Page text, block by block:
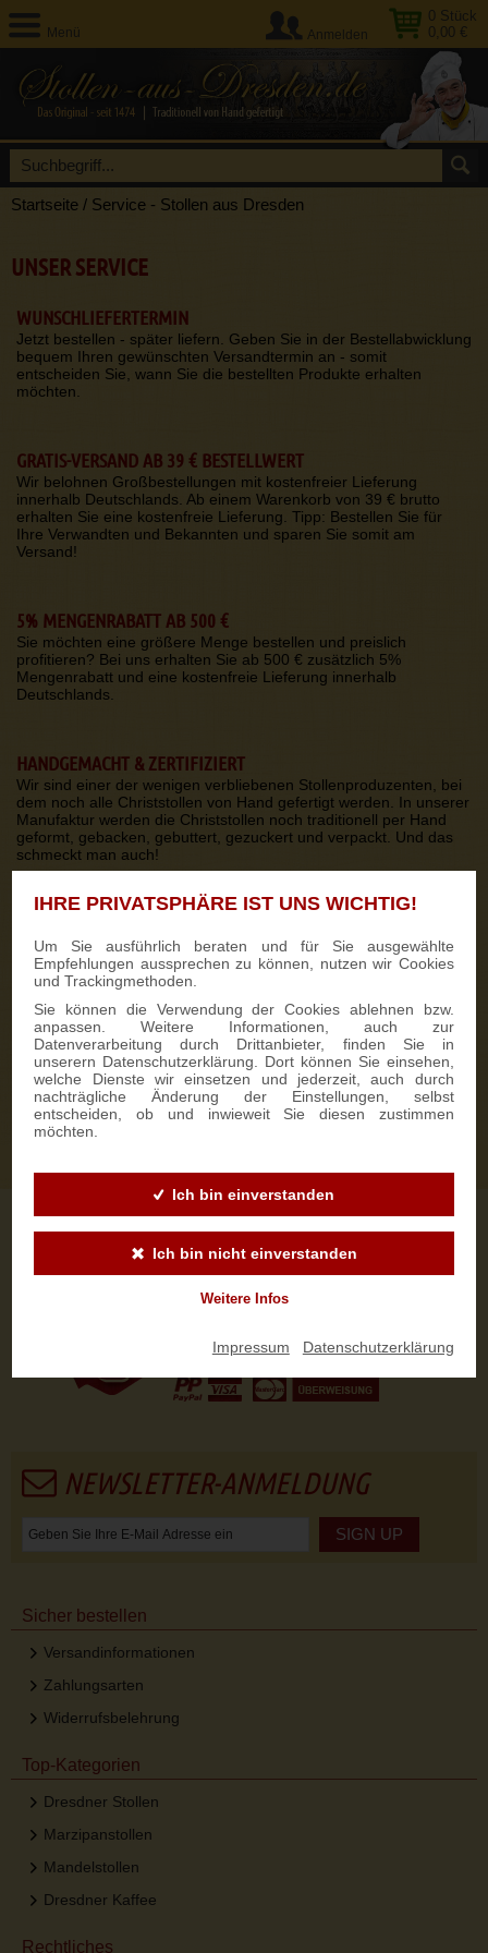
IHRE PRIVATSPHÄRE IST UNS WICHTIG!
Um Sie ausführlich beraten und für Sie ausgewählte
Empfehlungen aussprechen zu können, nutzen wir Cookies
und Trackingmethoden.
Sie können die Verwendung der Cookies ablehnen bzw.
anpassen. Weitere Informationen, auch zur
Datenverarbeitung durch Drittanbieter, finden Sie in
unserern Datenschutzerklärung. Dort können Sie einsehen,
welche Dienste wir einsetzen und jederzeit, auch durch
nachträgliche Änderung der Einstellungen, selbst
entscheiden, ob und inwieweit Sie diesen zustimmen
möchten.
Ich bin einverstanden
Ich bin nicht einverstanden
Weitere Infos
Impressum Datenschutzerklärung
Menü
0 Stück
0,00 €
Anmelden
Startseite / Service - Stollen aus Dresden
UNSER SERVICE
WUNSCHLIEFERTERMIN
Jetzt bestellen - später liefern. Geben Sie in der Bestellabwicklung
bequem Ihren gewünschten Versandtermin an - somit
entscheiden Sie, wann Sie die bestellten Produkte erhalten
möchten.
GRATIS-VERSAND AB 39 € BESTELLWERT
Wir belohnen Großbestellungen mit kostenfreier Lieferung
innerhalb Deutschlands. Ab einem Warenkorb von 39 € brutto
erhalten Sie eine kostenfreie Lieferung. Tipp: Bestellen Sie für
Ihre Verwandten und Bekannten und sparen Sie somit am
Versand!
5% MENGENRABATT AB 500 €
Sie möchten eine größere Menge bestellen und preislich
profitieren? Bei uns erhalten Sie ab 500 € zusätzlich 5%
Mengenrabatt und eine kostenfreie Lieferung innerhalb
Deutschlands.
HANDGEMACHT & ZERTIFIZIERT
Wir sind einer der wenigen verbliebenen Stollenproduzenten, bei
dem noch alle Christstollen von Hand gefertigt werden. In unserer
Manufaktur werden die Christstollen noch traditionell per Hand
geformt, gebacken, gebuttert, gezuckert und verpackt. Und das
schmeckt man auch!
Wir versenden unsere Stollen-Spezialitäten in eine Vielzahl von
Ländern! Dank unseres Logistiksystems zuverlässig und schnell.
Erfahren Sie hier mehr zum Thema Versand
FIRMEN-SERVICE
Für Firmen bieten wir einen besonderen Service an. Angefangen
von Individualisierung bis zur logistischen Abwicklung.Erfahren
Sie mehr zum Thema Firmen-Service.
Wir versendenunsere
Zahlungsmöglichkeiten
NEWSLETTER-ANMELDUNG
SIGN UP
Sicher bestellen
Versandinformationen
Zahlungsarten
Widerrufsbelehrung
Top-Kategorien
Dresdner Stollen
Marzipanstollen
Mandelstollen
Dresdner Kaffee
Rechtliches